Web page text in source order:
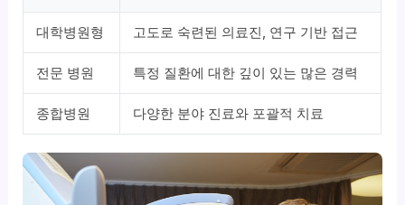
대학병원형 고도로 숙련된 의료진, 연구 기반 접근
전문 병원 특정 질환에 대한 깊이 있는 많은 경력
종합병원 다양한 분야 진료와 포괄적 치료